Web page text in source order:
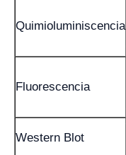
Quimioluminiscencia
Fluorescencia
Western Blot